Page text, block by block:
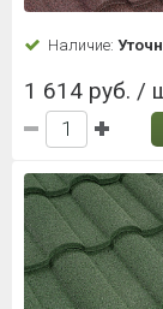
Наличие:
1 614 руб. /